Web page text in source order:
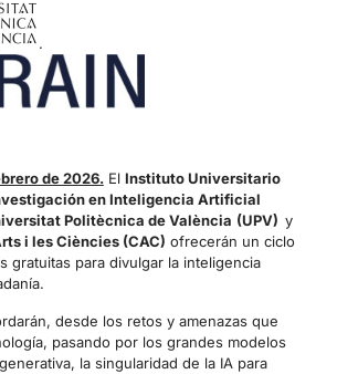
.
de 2026.El Instituto Universitario
en Inteligencia Artificial
Politècnica de València (UPV) y
i les Ciències (CAC) ofrecerán un ciclo
gratuitas para divulgar la inteligencia
desde los retos y amenazas que
pasando por los grandes modelos
la singularidad de la IA para